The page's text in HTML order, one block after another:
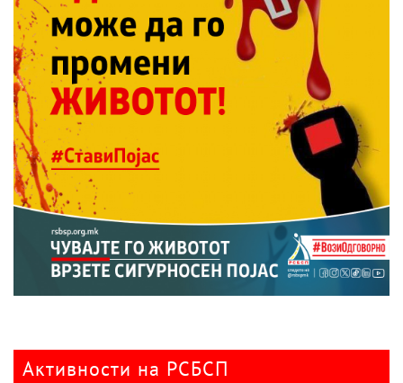
Активности на РСБСП